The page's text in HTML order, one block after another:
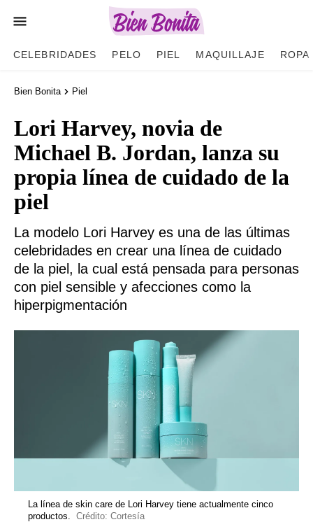
CELEBRIDADES PELO PIEL MAQUILLAJE ROPA
Bien Bonita Piel
Lori Harvey, novia de
Michael B. Jordan, lanza su
propia línea de cuidado de la
piel
La modelo Lori Harvey es una de las últimas
celebridades en crear una línea de cuidado
de la piel, la cual está pensada para personas
con piel sensible y afecciones como la
hiperpigmentación
La línea de skin care de Lori Harvey tiene actualmente cinco
productos. Crédito: Cortesía